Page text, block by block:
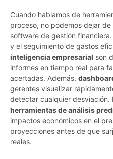
Cuando hablamos de
proceso, no podemos dejar
software de gestión
y el seguimiento de gastos
inteligencia empresarial son
informes en tiempo real para
acertadas. Además,
gerentes visualizar
detectar cualquier desviación.
herramientas de análisis
impactos económicos en el
proyecciones antes de que
reales.